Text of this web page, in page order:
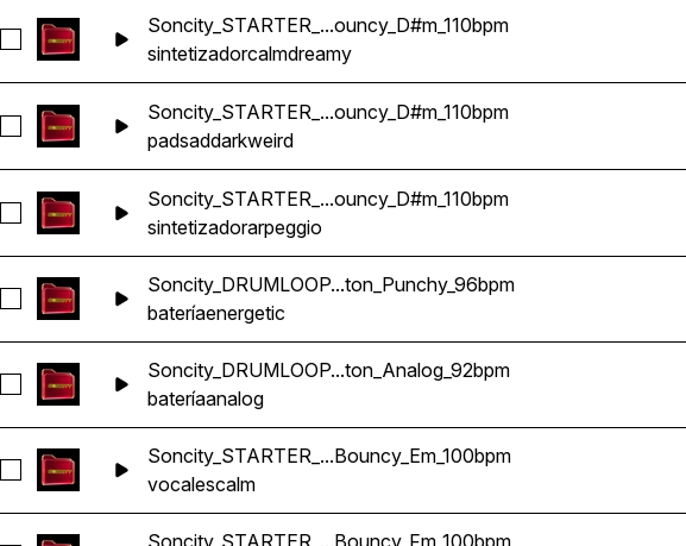
Seleccionar Soncity_STARTER_Lonely_BAJO_Reggaeton_Bouncy_D#m_110bpm
Soncity_STARTER_...ouncy_D#m_110bpm
sintetizadorcalmdreamy
Seleccionar Soncity_STARTER_Lonely_PAD_Reggaeton_Bouncy_D#m_110bpm
Soncity_STARTER_...ouncy_D#m_110bpm
padsaddarkweird
Seleccionar
Soncity_STARTER_...ouncy_D#m_110bpm
sintetizadorarpeggio
Seleccionar Soncity_DRUMLOOP_Mister_Reggaeton_Punchy_96bpm
Soncity_DRUMLOOP...ton_Punchy_96bpm
bateríaenergetic
Seleccionar Soncity_DRUMLOOP_Yetsx_Reggaeton_Analog_92bpm
Soncity_DRUMLOOP...ton_Analog_92bpm
bateríaanalog
Seleccionar Soncity_STARTER_Arenbi_VOX_2_Reggaeton_Bouncy_Em_100bpm
Soncity_STARTER_...Bouncy_Em_100bpm
vocalescalm
Soncity_STARTER_...Bouncy_Fm_100bpm